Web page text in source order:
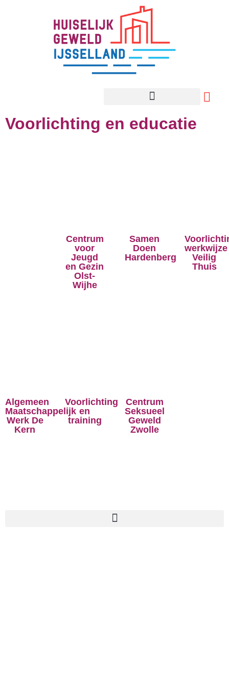
Voorlichting en educatie
Centrum
voor
Jeugd
en Gezin
Olst-
Wijhe
Samen
Doen
Hardenberg
werkwijze
Veilig
Thuis
Algemeen
Maatschappelijk
Werk De
Kern
Voorlichting
en
training
Centrum
Seksueel
Geweld
Zwolle